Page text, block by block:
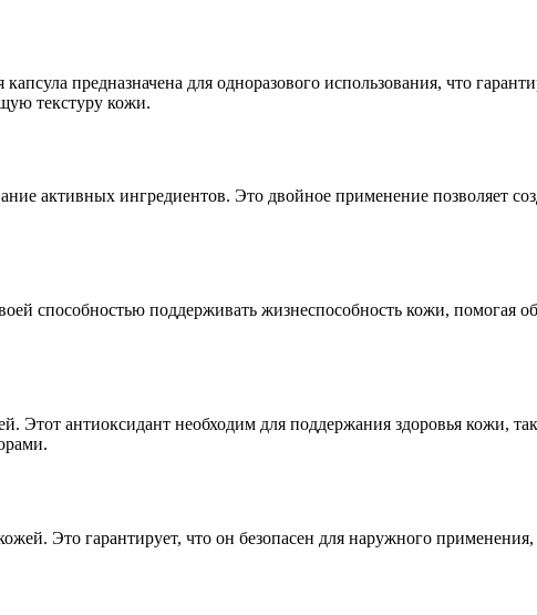
предназначена для одноразового использования, что
текстуру кожи.
активных ингредиентов. Это двойное применение позволяет
способностью поддерживать жизнеспособность кожи, помогая
антиоксидант необходим для поддержания здоровья кожи,
Это гарантирует, что он безопасен для наружного